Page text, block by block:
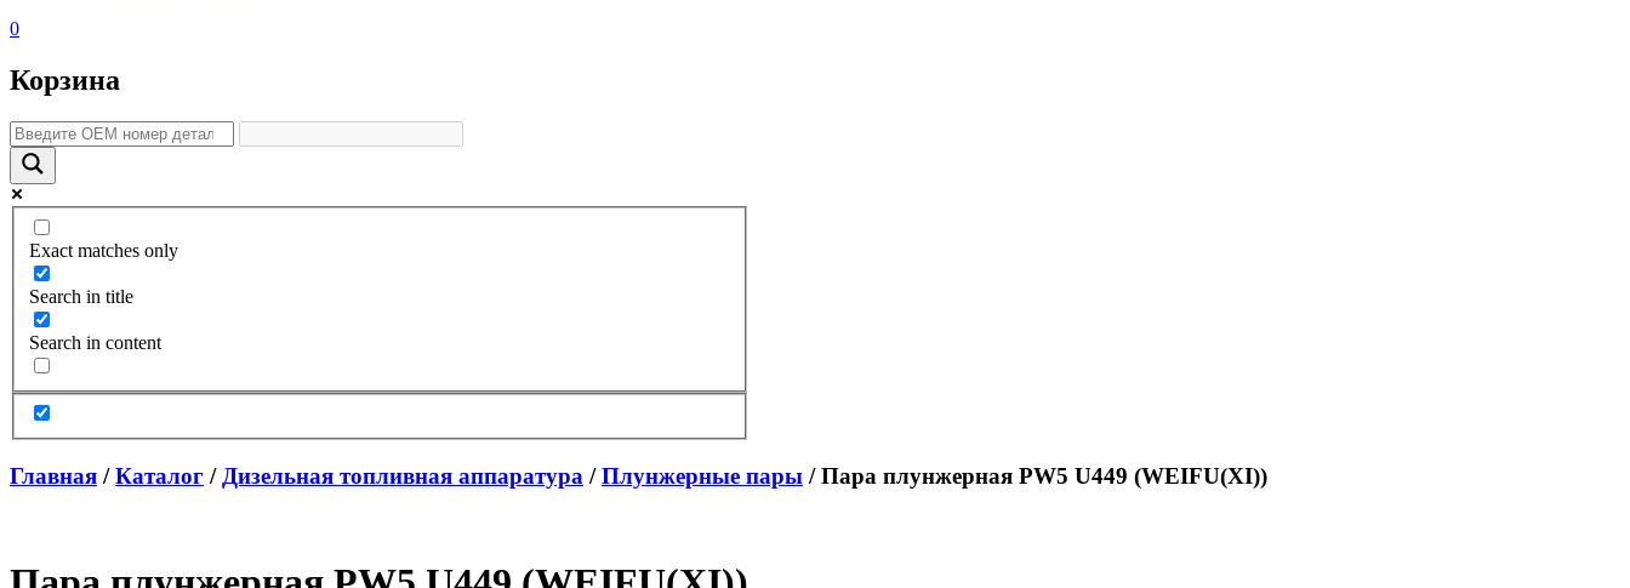
0
Корзина
Exact matches only
Search in title
Search in content
Главная /Каталог / Дизельная топливная аппаратура /Плунжерные пары / Пара плунжерная PW5 U449 (WEIFU(XI))